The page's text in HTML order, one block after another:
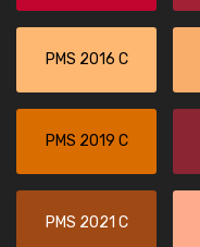
PMS 2016 C
PMS 2019 C
PMS 2021 C